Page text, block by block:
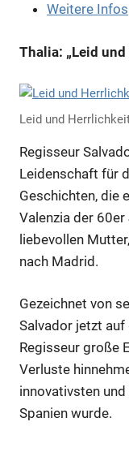
Weitere Infos
Thalia: „Leid
Leid und
Regisseur
Leidenschaft für
Geschichten, die
Valenzia der
liebevollen
nach Madrid.
Gezeichnet von
Salvador jetzt auf
Regisseur große
Verluste
innovativsten
Spanien wurde.